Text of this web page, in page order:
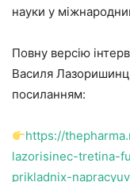
науки у
Повну версію
Василя
посиланням:
https://
lazorisinec-tretina-
prikladnix-